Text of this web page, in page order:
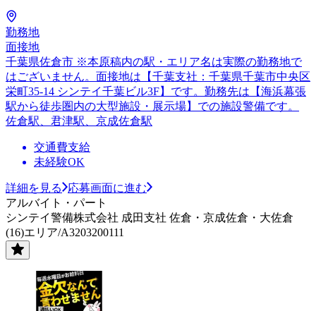
勤務地
面接地
千葉県佐倉市 ※本原稿内の駅・エリア名は実際の勤務地で
はございません。面接地は【千葉支社：千葉県千葉市中央区
栄町35-14 シンテイ千葉ビル3F】です。勤務先は【海浜幕張
駅から徒歩圏内の大型施設・展示場】での施設警備です。
佐倉駅、君津駅、京成佐倉駅
交通費支給
未経験OK
詳細を見る
応募画面に進む
アルバイト・パート
シンテイ警備株式会社 成田支社 佐倉・京成佐倉・大佐倉
(16)エリア/A3203200111